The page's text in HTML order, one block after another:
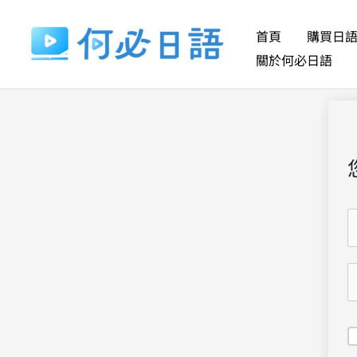
要
首頁 購買日
關於何必日語